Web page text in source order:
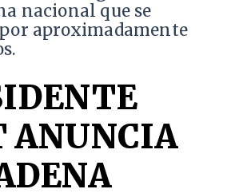
nacional que se
aproximadamente
ANUNCIA